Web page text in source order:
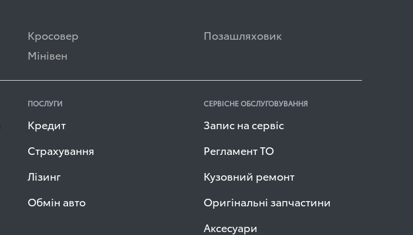
Кросовер
Позашляховик
Мінівен
ПОСЛУГИ
Кредит
Страхування
Лізинг
Обмін авто
СЕРВІСНЕ ОБСЛУГОВУВАННЯ
Запис на сервіс
Регламент ТО
Кузовний ремонт
Оригінальні запчастини
Аксесуари